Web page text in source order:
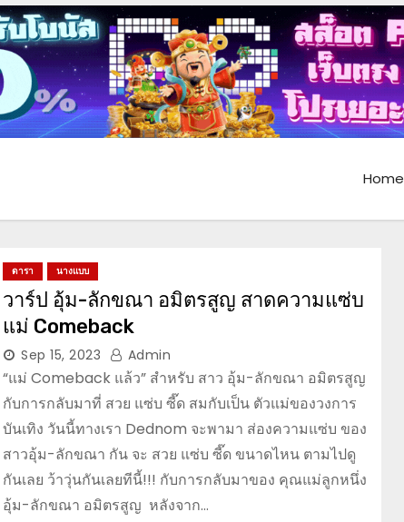
Home
ดารา นางแบบ
วาร์ป อุ้ม-ลักขณา อมิตรสูญ สาดความแซ่บ
แม่ Comeback
Sep 15, 2023 Admin
“แม่ Comeback แล้ว” สำหรับ สาว อุ้ม-ลักขณา อมิตรสูญ
กับการกลับมาที่ สวย แซ่บ ซี๊ด สมกับเป็น ตัวแม่ของวงการ
บันเทิง วันนี้ทางเรา Dednom จะพามา ส่องความแซ่บ ของ
สาวอุ้ม-ลักขณา กัน จะ สวย แซ่บ ซี๊ด ขนาดไหน ตามไปดู
กันเลย ว้าวุ่นกันเลยทีนี้!!! กับการกลับมาของ คุณแม่ลูกหนึ่ง
อุ้ม-ลักขณา อมิตรสูญ หลังจาก…